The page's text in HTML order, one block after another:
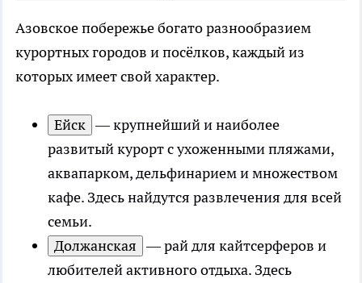
Азовское побережье богато разнообразием
курортных городов и посёлков, каждый из
которых имеет свой характер.
Ейск — крупнейший и наиболее
развитый курорт с ухоженными пляжами,
аквапарком, дельфинарием и множеством
кафе. Здесь найдутся развлечения для всей
семьи.
Должанская — рай для кайтсерферов и
любителей активного отдыха. Здесь